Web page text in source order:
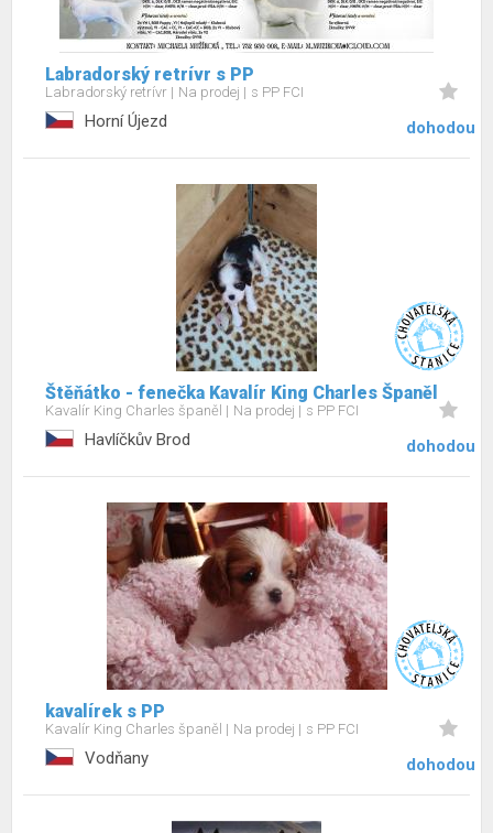
Labradorský retrívr s PP
Labradorský retrívr Na prodej s PP FCI
Horní Újezd dohodou
Štěňátko - fenečka Kavalír King Charles Španěl
Kavalír King Charles španěl Na prodej s PP FCI
Havlíčkův Brod dohodou
kavalírek s PP
Kavalír King Charles španěl Na prodej s PP FCI
Vodňany dohodou